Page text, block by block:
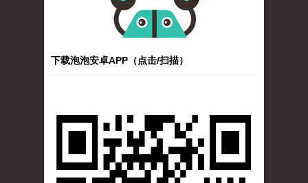
下载泡泡安卓APP（点击/扫描）